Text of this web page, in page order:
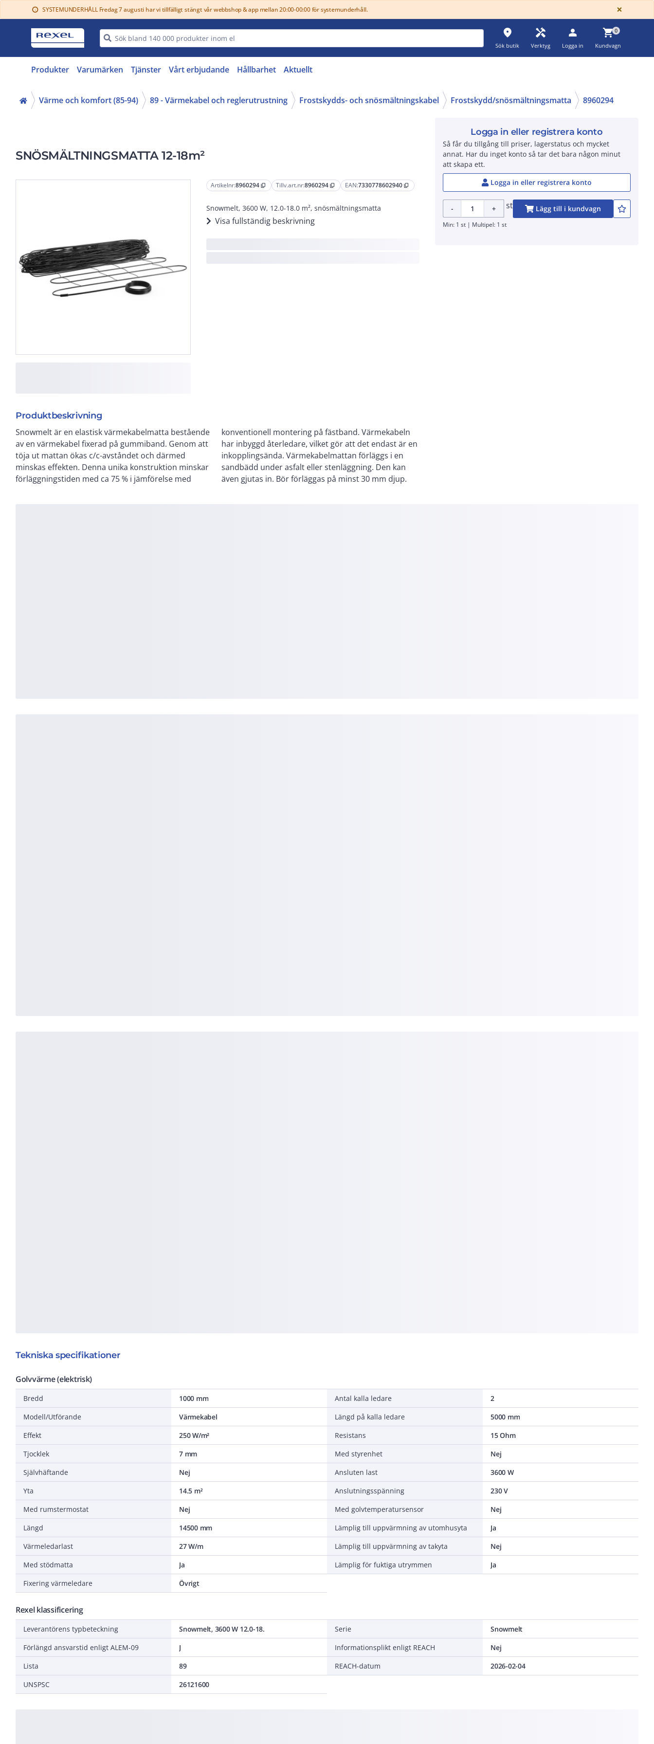
info SYSTEMUNDERHÅLL Fredag 7 augusti har vi tillfälligt stängt vår webbshop & app mellan 20:00-00:00 för systemunderhåll. ×
place
Sök butik
handyman
Verktyg
person
Logga in
shopping_cart0
Kundvagn
Produkter Varumärken Tjänster Vårt erbjudande Hållbarhet Aktuellt
Värme och komfort (85-94) 89 - Värmekabel och reglerutrustning Frostskydds- och snösmältningskabel Frostskydd/snösmältningsmatta 8960294
SNÖSMÄLTNINGSMATTA 12-18m²
Artikelnr:8960294 content_copy Tillv.art.nr:8960294 content_copy EAN:7330778602940 content_copy
Snowmelt, 3600 W, 12.0-18.0 m², snösmältningsmatta
Visa fullständig beskrivning
Produktbeskrivning
Snowmelt är en elastisk värmekabelmatta bestående
av en värmekabel fixerad på gummiband. Genom att
töja ut mattan ökas c/c-avståndet och därmed
minskas effekten. Denna unika konstruktion minskar
förläggningstiden med ca 75 % i jämförelse med
konventionell montering på fästband. Värmekabeln
har inbyggd återledare, vilket gör att det endast är en
inkopplingsända. Värmekabelmattan förläggs i en
sandbädd under asfalt eller stenläggning. Den kan
även gjutas in. Bör förläggas på minst 30 mm djup.
Logga in eller registrera konto
Så får du tillgång till priser, lagerstatus och mycket
annat. Har du inget konto så tar det bara någon minut
att skapa ett.
Logga in eller registrera konto
- + st Lägg till i kundvagn
Min: 1 st | Multipel: 1 st
Tekniska specifikationer
Golvvärme (elektrisk)
Bredd
1000 mm
Modell/Utförande
Värmekabel
Effekt
250 W/m²
Tjocklek
7 mm
Självhäftande
Nej
Yta
14.5 m²
Med rumstermostat
Nej
Längd
14500 mm
Värmeledarlast
27 W/m
Med stödmatta
Ja
Fixering värmeledare
Övrigt
Antal kalla ledare
2
Längd på kalla ledare
5000 mm
Resistans
15 Ohm
Med styrenhet
Nej
Ansluten last
3600 W
Anslutningsspänning
230 V
Med golvtemperatursensor
Nej
Lämplig till uppvärmning av utomhusyta
Ja
Lämplig till uppvärmning av takyta
Nej
Lämplig för fuktiga utrymmen
Ja
Rexel klassificering
Leverantörens typbeteckning
Snowmelt, 3600 W 12.0-18.
Förlängd ansvarstid enligt ALEM-09
J
Lista
89
UNSPSC
26121600
Serie
Snowmelt
Informationsplikt enligt REACH
Nej
REACH-datum
2026-02-04